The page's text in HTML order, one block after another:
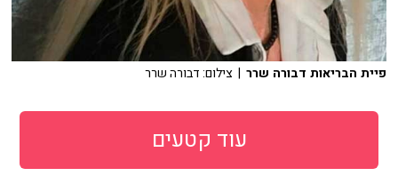
פיית הבריאות דבורה שרר | צילום: דבורה שרר
עוד קטעים